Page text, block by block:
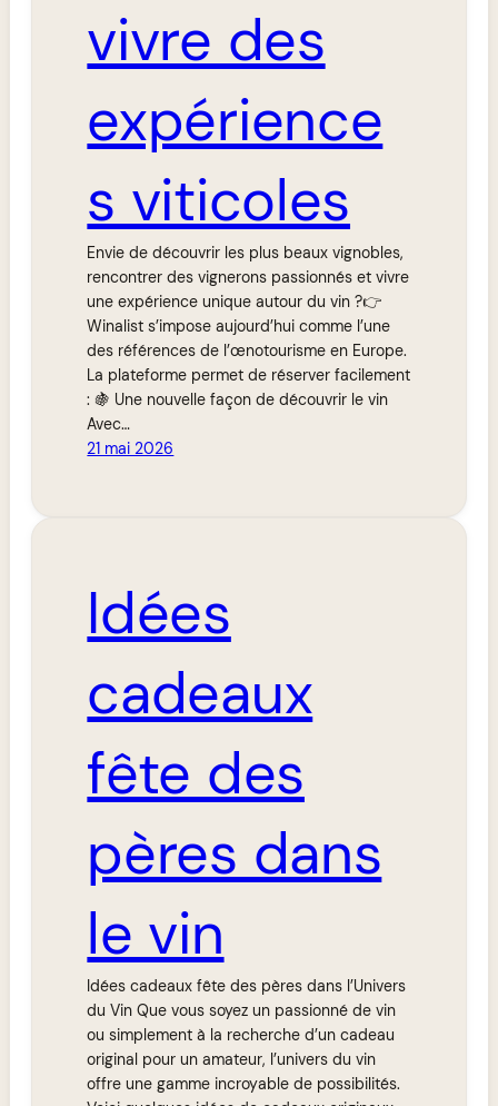
vivre des
expérience
s viticoles
Envie de découvrir les plus beaux vignobles,
rencontrer des vignerons passionnés et vivre
une expérience unique autour du vin ?👉
Winalist s’impose aujourd’hui comme l’une
des références de l’œnotourisme en Europe.
La plateforme permet de réserver facilement
: 🍇 Une nouvelle façon de découvrir le vin
Avec…
21 mai 2026
Idées
cadeaux
fête des
pères dans
le vin
Idées cadeaux fête des pères dans l’Univers
du Vin Que vous soyez un passionné de vin
ou simplement à la recherche d’un cadeau
original pour un amateur, l’univers du vin
offre une gamme incroyable de possibilités.